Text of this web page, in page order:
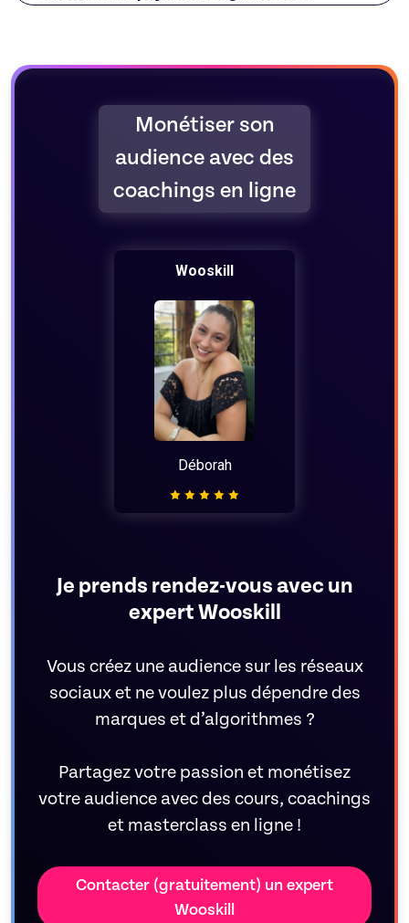
Je prends rendez-vous avec un
expert Wooskill
Vous créez une audience sur les réseaux
sociaux et ne voulez plus dépendre des
marques et d’algorithmes ?
Partagez votre passion et monétisez
votre audience avec des cours, coachings
et masterclass en ligne !
Contacter (gratuitement) un expert
Wooskill
Monétiser son
audience avec des
coachings en ligne
Wooskill
Déborah